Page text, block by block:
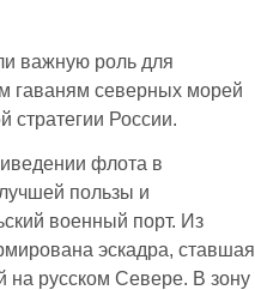
важную роль для
гаваням северных морей
стратегии России.
флота в
пользы и
военный порт. Из
эскадра, ставшая
русском Севере. В зону